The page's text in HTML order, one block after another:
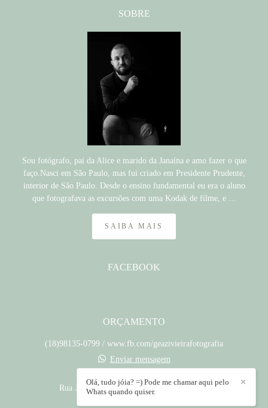
SOBRE
Sou fotógrafo, pai da Alice e marido da Janaína e amo fazer o que
faço.Nasci em São Paulo, mas fui criado em Presidente Prudente,
interior de São Paulo. Desde o ensino fundamental eu era o aluno
que fotografava as excursões com uma Kodak de filme, e ...
SAIBA MAIS
FACEBOOK
ORÇAMENTO
(18)98135-0799 / www.fb.com/geazivieirafotografia
Enviar mensagem
Rua José Pinheiro, 182 - Jardim Santa Clara
✕
Olá, tudo jóia? =) Pode me chamar aqui pelo
Whats quando quiser.